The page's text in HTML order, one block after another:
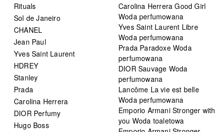
Rituals
Sol de Janeiro
CHANEL
Jean Paul
Yves Saint Laurent
HDREY
Stanley
Prada
Carolina Herrera
DIOR Perfumy
Hugo Boss
Carolina Herrera Good Girl
Woda perfumowana
Yves Saint Laurent Libre
Woda perfumowana
Prada Paradoxe Woda
perfumowana
DIOR Sauvage Woda
perfumowana
Lancôme La vie est belle
Woda perfumowana
Emporio Armani Stronger with
you Woda toaletowa